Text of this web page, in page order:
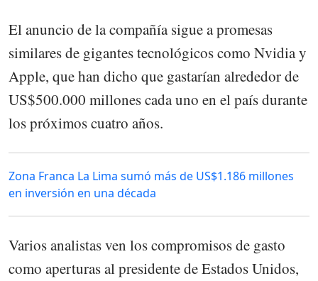
El anuncio de la compañía sigue a promesas
similares de gigantes tecnológicos como Nvidia y
Apple, que han dicho que gastarían alrededor de
US$500.000 millones cada uno en el país durante
los próximos cuatro años.
Zona Franca La Lima sumó más de US$1.186 millones
en inversión en una década
Varios analistas ven los compromisos de gasto
como aperturas al presidente de Estados Unidos,